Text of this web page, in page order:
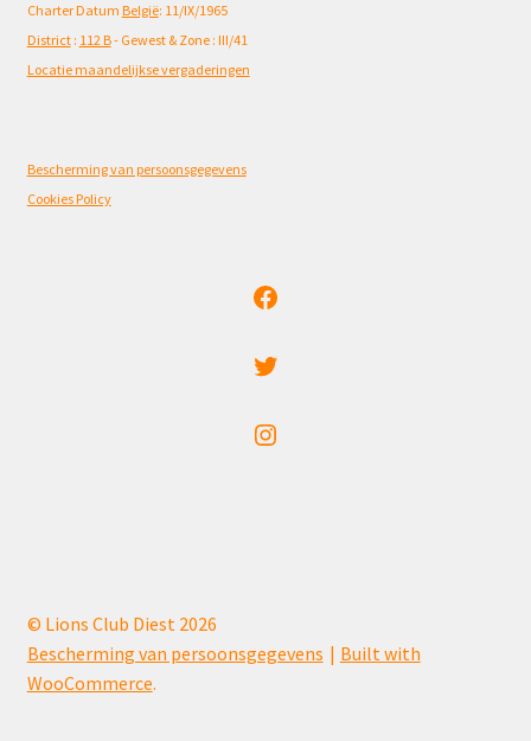
Charter Datum België: 11/IX/1965
District: 112 B- Gewest & Zone : III/41
Locatie maandelijkse vergaderingen
Bescherming van persoonsgegevens
Cookies Policy
Facebook
Twitter
Instagram
© Lions Club Diest 2026
Bescherming van persoonsgegevens
Built with
WooCommerce.